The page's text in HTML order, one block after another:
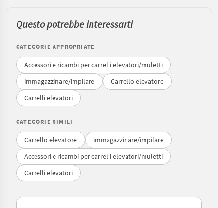
Questo potrebbe interessarti
CATEGORIE APPROPRIATE
Accessori e ricambi per carrelli elevatori/muletti
immagazzinare/impilare
Carrello elevatore
Carrelli elevatori
CATEGORIE SIMILI
Carrello elevatore
immagazzinare/impilare
Accessori e ricambi per carrelli elevatori/muletti
Carrelli elevatori